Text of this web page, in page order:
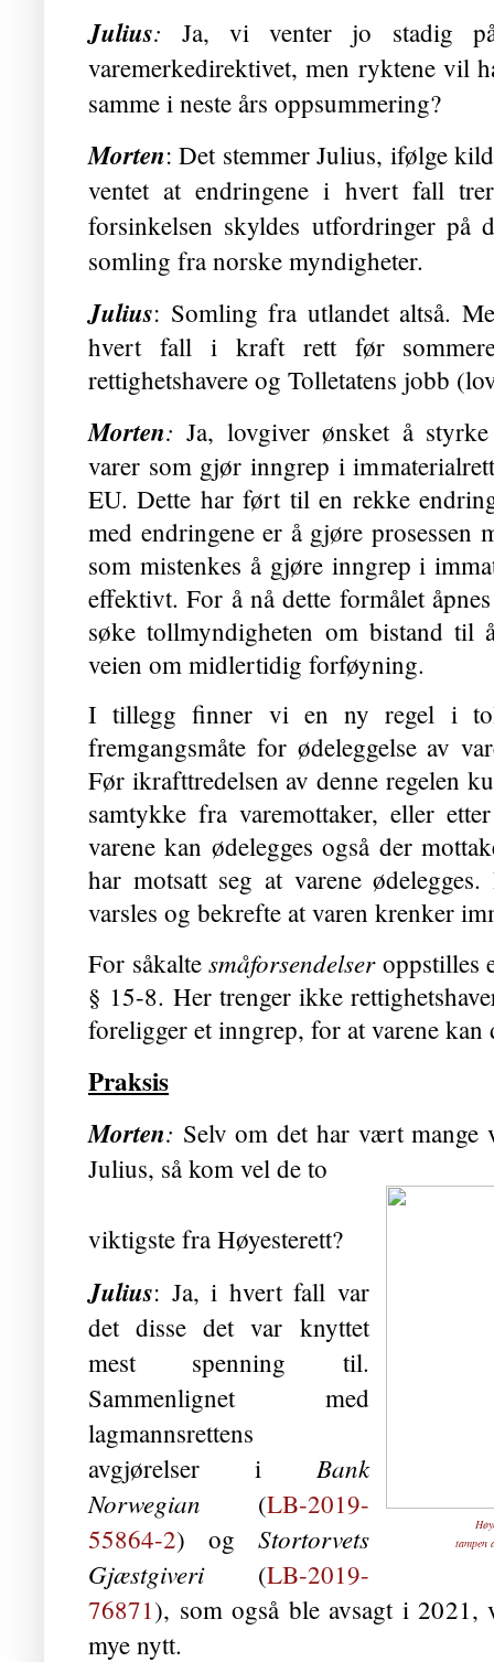
Julius:
Ja, vi venter jo stadig
varemerkedirektivet, men ryktene vil
samme i neste års oppsummering?
Morten: Det stemmer Julius, ifølge
ventet at endringene i hvert fall
forsinkelsen skyldes utfordringer på
somling fra norske myndigheter.
Julius: Somling fra utlandet altså.
hvert fall i kraft rett før
rettighetshavere og Tolletatens jobb
Morten:Ja, lovgiver ønsket å
varer som gjør inngrep i
EU. Dette har ført til en rekke
med endringene er å gjøre
som mistenkes å gjøre inngrep i
effektivt. For å nå dette formålet
søke tollmyndigheten om bistand til
veien om midlertidig forføyning.
I tillegg finner vi en ny regel i
fremgangsmåte for ødeleggelse av
Før ikrafttredelsen av denne regelen
samtykke fra varemottaker, eller
varene kan ødelegges også der
har motsatt seg at varene
varsles og bekrefte at varen krenker
For såkalte småforsendelseroppstilles
§ 15-8. Her trenger ikke
foreligger et inngrep, for at varene kan
Praksis
Morten: Selv om det har vært mange
Julius, så kom vel de to
tampen
viktigste fra Høyesterett?
Julius: Ja, i hvert fall var
det disse det var knyttet
mest spenning til.
Sammenlignet med
lagmannsrettens
avgjørelser i Bank
Norwegian (LB-2019-
55864-2) og Stortorvets
Gjæstgiveri (LB-2019-
76871), som også ble avsagt i 2021,
mye nytt.